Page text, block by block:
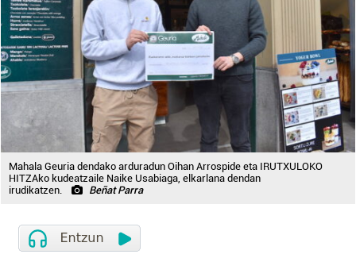
Mahala Geuria dendako arduradun Oihan Arrospide eta IRUTXULOKO
HITZAko kudeatzaile Naike Usabiaga, elkarlana dendan
irudikatzen.
Beñat Parra